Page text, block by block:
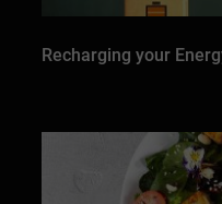
Recharging your